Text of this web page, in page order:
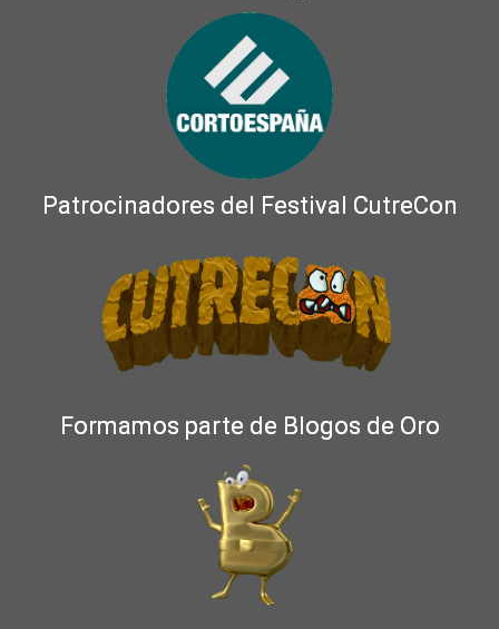
Patrocinadores del Festival CutreCon
Formamos parte de Blogos de Oro